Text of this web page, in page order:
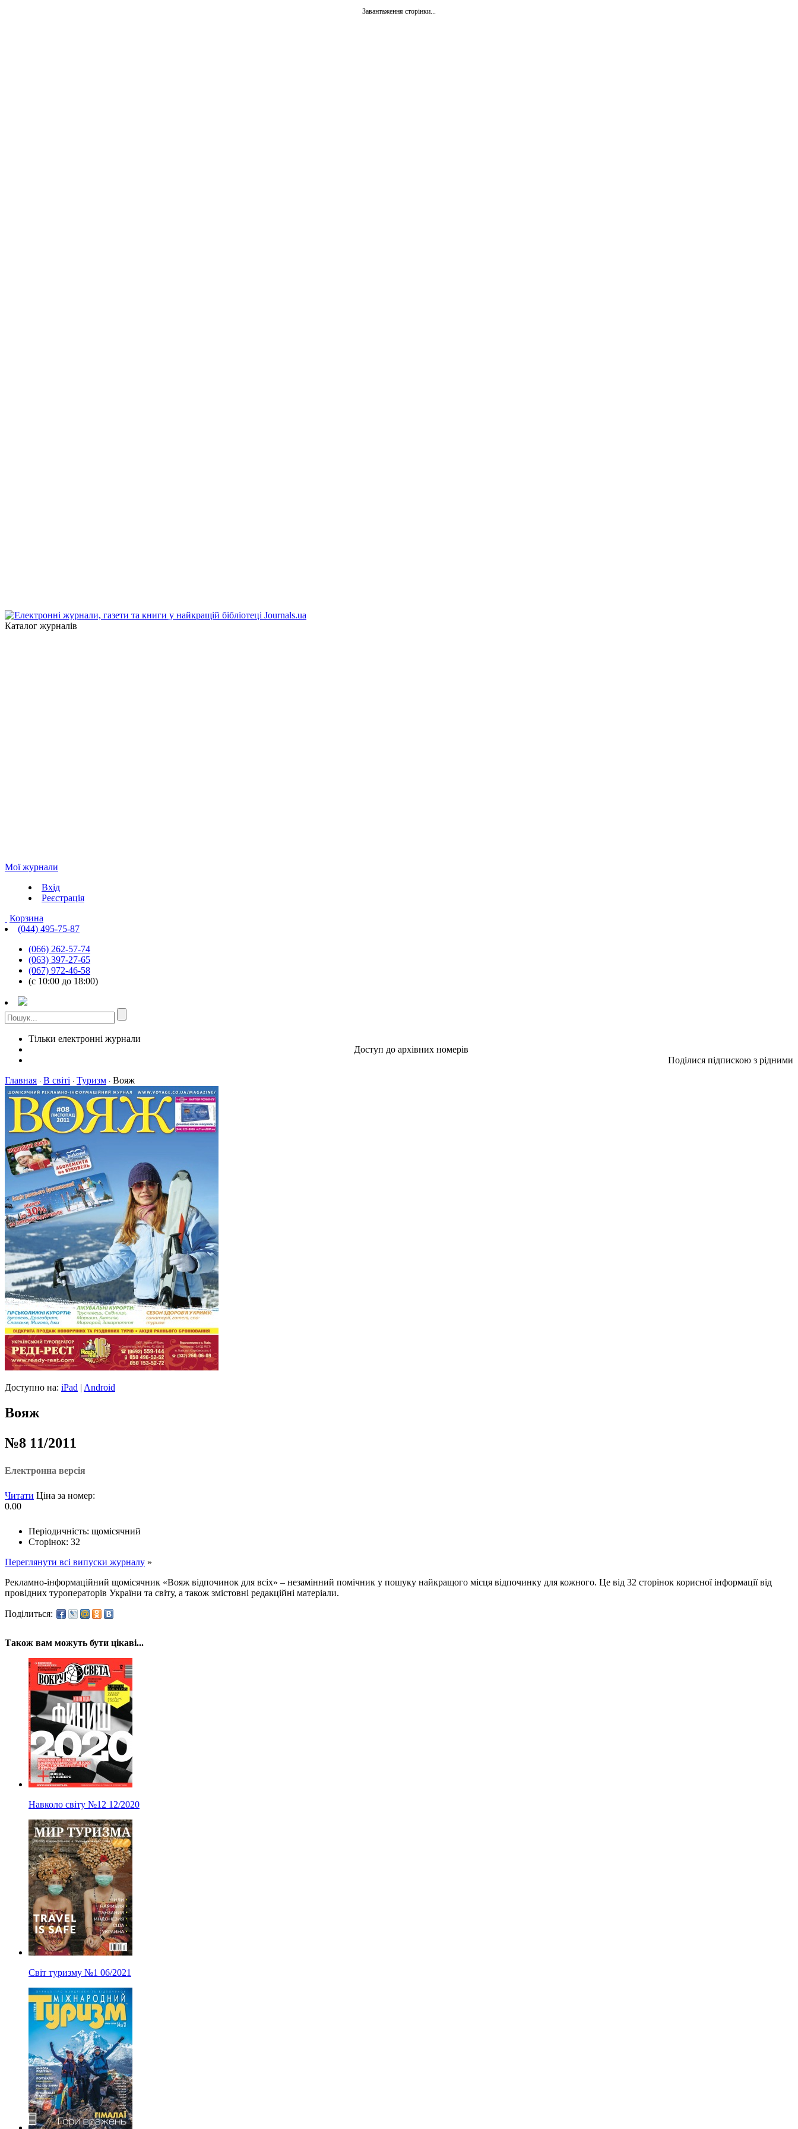
Завантаження сторінки...
Каталог журналів
Мої журнали
Вхід
Реєстрація
Корзина
(044) 495-75-87
(066) 262-57-74
(063) 397-27-65
(067) 972-46-58
(с 10:00 до 18:00)
Тільки електронні журнали
Доступ до архівних номерів
Поділися підпискою з рідними
Главная · В світі · Туризм · Вояж
Доступно на: iPad | Android
Вояж
№8 11/2011
Електронна версія
Читати Ціна за номер:
0.00
Періодичність: щомісячний
Сторінок: 32
Переглянути всі випуски журналу »
Рекламно-інформаційний щомісячник «Вояж відпочинок для всіх» – незамінний помічник у пошуку найкращого місця відпочинку для кожного. Це від 32 сторінок корисної інформації від
провідних туроператорів України та світу, а також змістовні редакційні матеріали.
Поділиться:
Також вам можуть бути цікаві...
Навколо світу №12 12/2020
Світ туризму №1 06/2021